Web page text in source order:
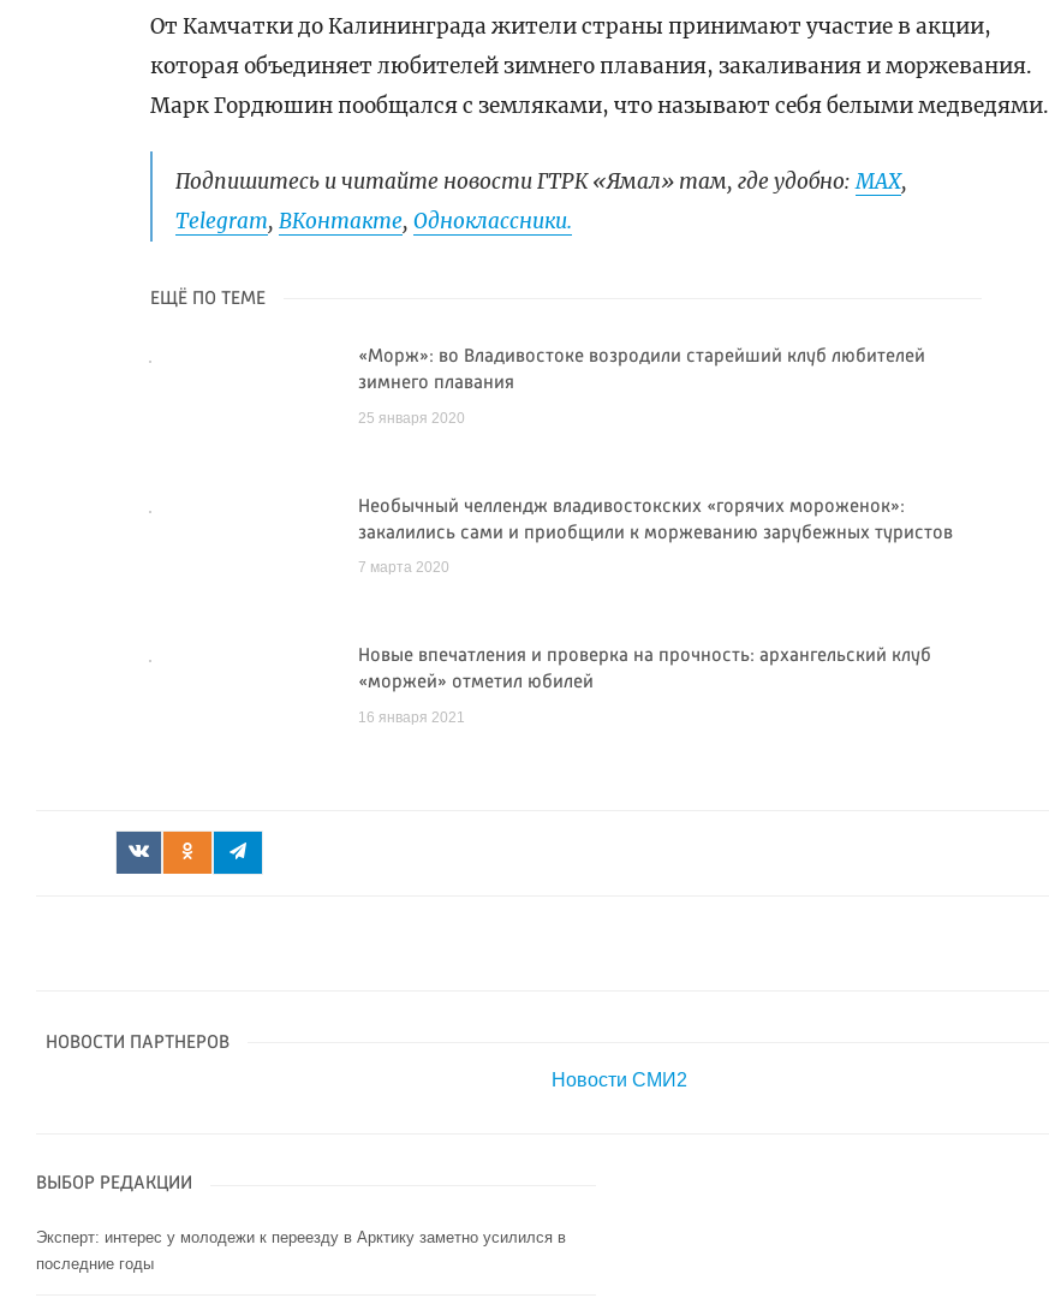
От Камчатки до Калининграда жители страны принимают участие в акции,
которая объединяет любителей зимнего плавания, закаливания и моржевания.
Марк Гордюшин пообщался с земляками, что называют себя белыми медведями.
Подпишитесь и читайте новости ГТРК «Ямал» там, где удобно:МАХ,
Telegram,ВКонтакте,Одноклассники.
ЕЩЁ ПО ТЕМЕ
«Морж»: во Владивостоке возродили старейший клуб любителей
зимнего плавания
25 января 2020
Необычный челлендж владивостокских «горячих мороженок»:
закалились сами и приобщили к моржеванию зарубежных туристов
7 марта 2020
Новые впечатления и проверка на прочность: архангельский клуб
«моржей» отметил юбилей
16 января 2021
НОВОСТИ ПАРТНЕРОВ
Новости СМИ2
ВЫБОР РЕДАКЦИИ
Эксперт: интерес у молодежи к переезду в Арктику заметно усилился в
последние годы